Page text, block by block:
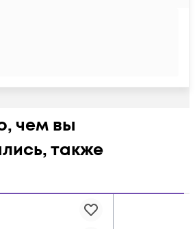
чем вы
также